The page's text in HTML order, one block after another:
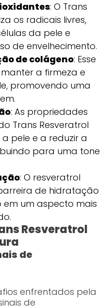
: O Trans
os radicais livres,
da pele e
de envelhecimento.
de colágeno: Esse
a firmeza e
promovendo uma
: As propriedades
Trans Resveratrol
pele e a reduzir a
para uma tone
: O resveratrol
de hidratação
um aspecto mais
Resveratrol
de
enfrentados pela
de